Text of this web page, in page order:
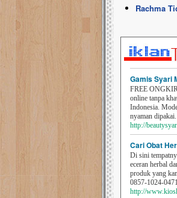
Rachma
Gamis Syari
FREE
online tanpa
Indonesia.
nyaman dipakai.
http://
Cari Obat
Di sini
eceran herbal
produk yang
0857-1024-0471
http://